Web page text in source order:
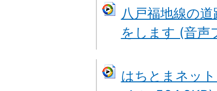
八戸福地線の
をします (音声
はちとまネッ